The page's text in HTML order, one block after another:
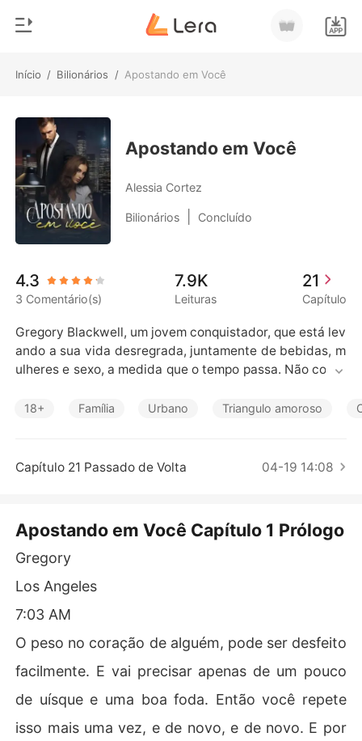
Início / Bilionários / Apostando em Você
Loja
Histórico
Sair
Baixar App
Gênero
Moderno
Lobisomem
Contos
Bilionários
Contos Curtos
Apostando em Você
Alessia Cortez
Bilionários Concluído
4.3
3 Comentário(s)
7.9K
Leituras
21
Capítulo
Gregory Blackwell, um jovem conquistador, que está lev
ando a sua vida desregrada, juntamente de bebidas, m
ulheres e sexo, a medida que o tempo passa. Não conta
ante ideia de seu pai.
e enfrentar Eloise, uma jovem irredutível, que faria de t
A jovem estava disposta a conseguir mudá-lo, mas para
isso precisava se manter ao lado dele o tempo inteiro. E
udo ou por fim se perder também.
18+ Família Urbano Triangulo amoroso
Capítulo 21 Passado de Volta 04-19 14:08
Apostando em Você Capítulo 1 Prólogo
Gregory
Los Angeles
7:03 AM
O peso no coração de alguém, pode ser desfeito
facilmente. E vai precisar apenas de um pouco
de uísque e uma boa foda. Então você repete
isso mais uma vez, e de novo, e de novo. E por